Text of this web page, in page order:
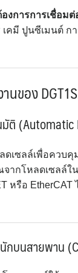
งการการเชื่อมต่
เคมี ปูนซีเมนต์
นของ
มัติ
ดเซลล์เพื่อควบ
กโหลดเซลล์ใ
หรือ
กบนสายพาน